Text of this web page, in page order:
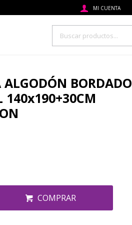
ALGODÓN BORDADO
140x190+30CM
COMPRAR